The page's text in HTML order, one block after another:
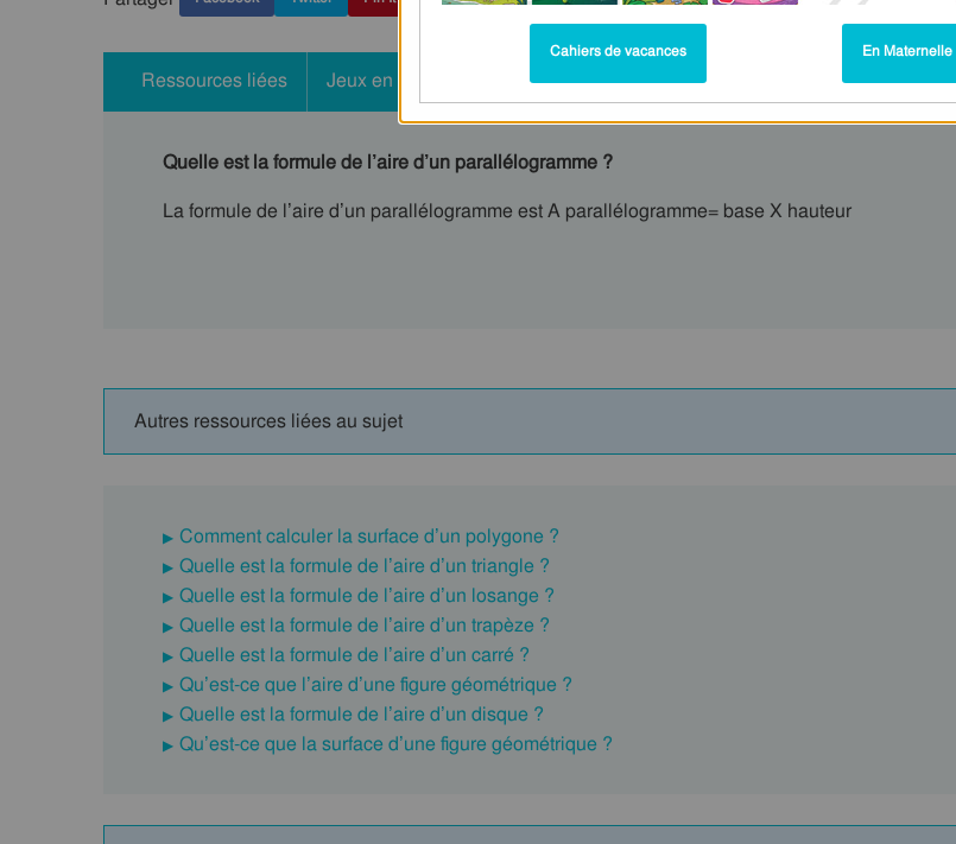
Ressources liées Jeux en ligne
Quelle est la formule de l’aire d’un parallélogramme ?
La formule de l’aire d’un parallélogramme est A parallélogramme= base X hauteur
Autres ressources liées au sujet
Comment calculer la surface d’un polygone ?
Quelle est la formule de l’aire d’un triangle ?
Quelle est la formule de l’aire d’un losange ?
Quelle est la formule de l’aire d’un trapèze ?
Quelle est la formule de l’aire d’un carré ?
Qu’est-ce que l’aire d’une figure géométrique ?
Quelle est la formule de l’aire d’un disque ?
Qu’est-ce que la surface d’une figure géométrique ?
Cahiers de vacances En Maternelle